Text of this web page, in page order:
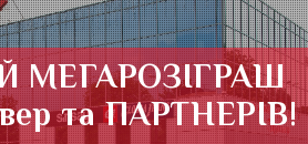
МЕГАРОЗІГРАШ
та ПАРТНЕРІВ!